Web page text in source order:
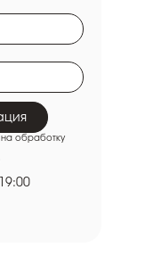
обработку